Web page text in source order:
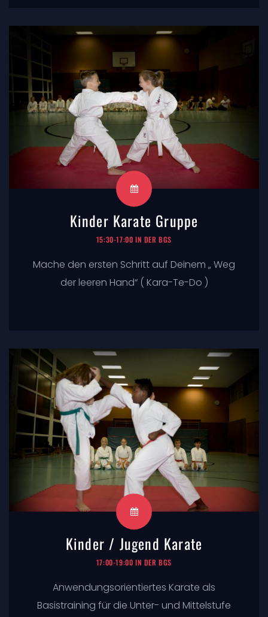
Kinder Karate Gruppe
15:30-17:00 IN DER BGS
Mache den ersten Schritt auf Deinem „ Weg
der leeren Hand“ ( Kara-Te-Do )
Kinder / Jugend Karate
17:00-19:00 IN DER BGS
Anwendungsorientiertes Karate als
Basistraining für die Unter- und Mittelstufe